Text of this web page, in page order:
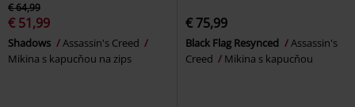
€ 64,99
€ 51,99
Shadows
Assassin's Creed
Mikina s kapucňou na zips
€ 75,99
Black Flag Resynced
Assassin's
Creed
Mikina s kapucňou